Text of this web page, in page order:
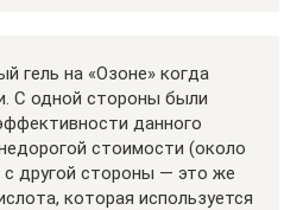
гель на «Озоне» когда
С одной стороны были
данного
стоимости (около
с другой стороны — это же
которая используется